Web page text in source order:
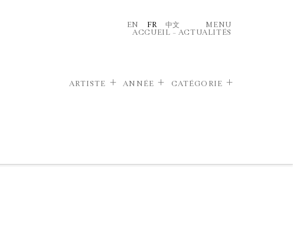
EN FR 中文
MENU
ACCUEIL – ACTUALITÉS
ARTISTE ANNÉE CATÉGORIE